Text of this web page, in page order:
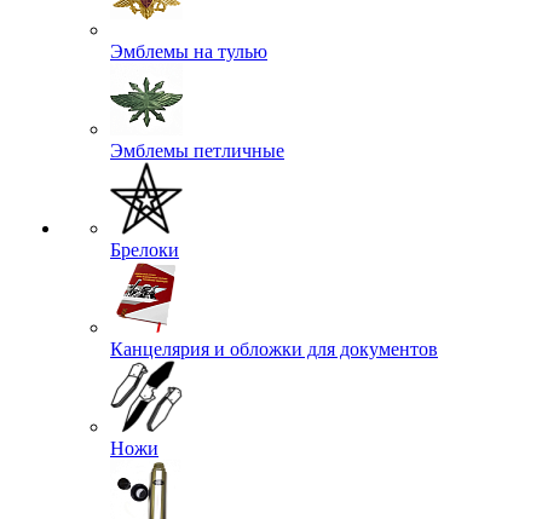
Эмблемы на тулью
Эмблемы петличные
Брелоки
Канцелярия и обложки для документов
Ножи